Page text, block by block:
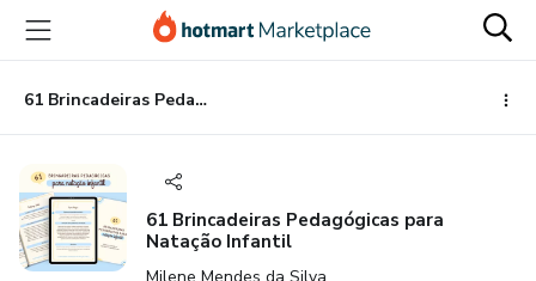
para
conteúdo
principal
para
pagamento
para
rodapé
61 Brincadeiras Pedagógicas para Natação Infantil
61 Brincadeiras Pedagógicas para
Natação Infantil